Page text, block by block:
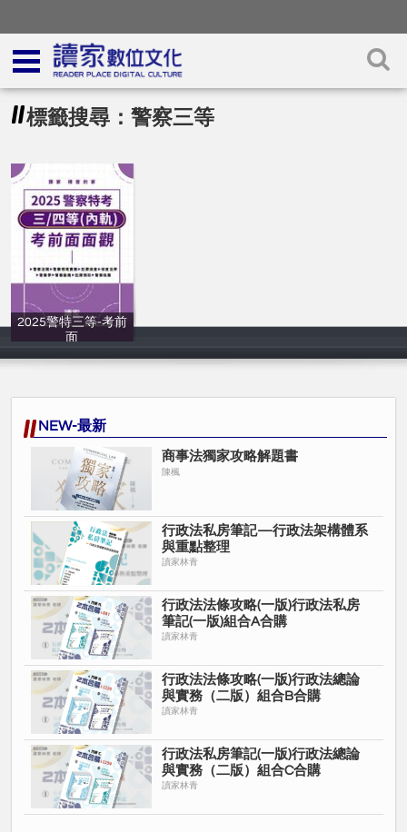
標籤搜尋：警察三等
2025警特三等-考前
面
讀家補習班
NEW-最新
商事法獨家攻略解題書
陳楓
行政法私房筆記—行政法架構體系
與重點整理
讀家林青
行政法法條攻略(一版)行政法私房
筆記(一版)組合A合購
讀家林青
行政法法條攻略(一版)行政法總論
與實務（二版）組合B合購
讀家林青
行政法私房筆記(一版)行政法總論
與實務（二版）組合C合購
讀家林青